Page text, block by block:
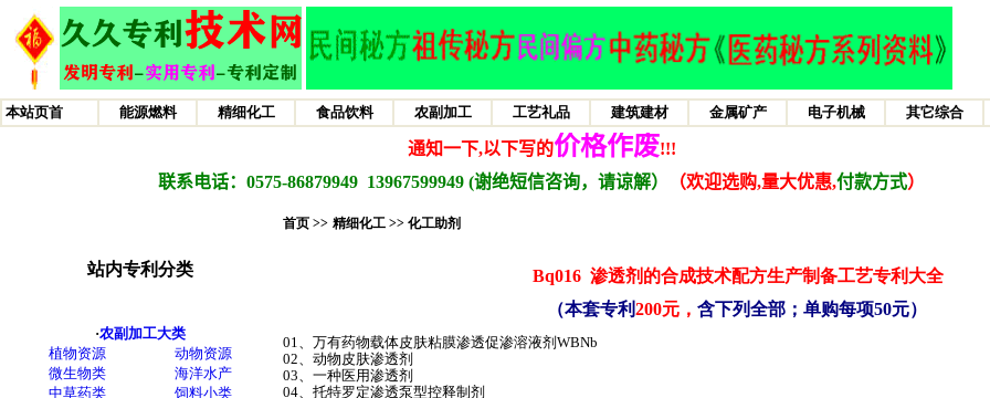
首页 >> 精细化工 >> 化工助剂
Bq016 渗透剂的合成技术配方生产制备工艺专利大全
（本套专利200元， 含下列全部；单购每项50元）
01、万有药物载体皮肤粘膜渗透促渗溶液剂WBNb
02、动物皮肤渗透剂
03、一种医用渗透剂
04、托特罗定渗透泵型控释制剂